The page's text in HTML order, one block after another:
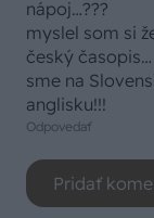
nápoj…???
myslel som si
český časopis…
sme na
anglisku!!!
Odpovedať